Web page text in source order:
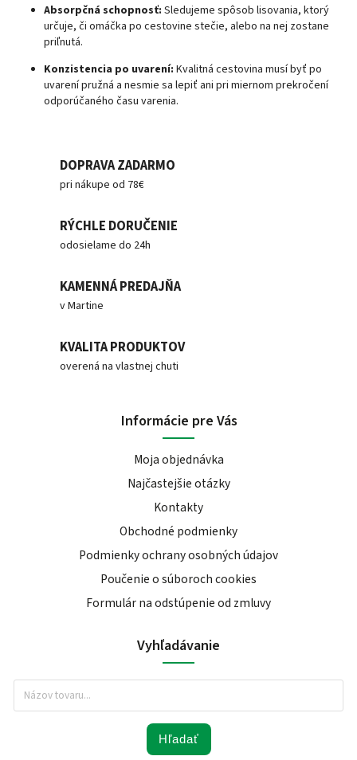
Absorpčná schopnosť: Sledujeme spôsob lisovania, ktorý
určuje, či omáčka po cestovine stečie, alebo na nej zostane
priľnutá.
Konzistencia po uvarení: Kvalitná cestovina musí byť po
uvarení pružná a nesmie sa lepiť ani pri miernom prekročení
odporúčaného času varenia.
DOPRAVA ZADARMO
pri nákupe od 78€
RÝCHLE DORUČENIE
odosielame do 24h
KAMENNÁ PREDAJŇA
v Martine
KVALITA PRODUKTOV
overená na vlastnej chuti
Informácie pre Vás
Moja objednávka
Najčastejšie otázky
Kontakty
Obchodné podmienky
Podmienky ochrany osobných údajov
Poučenie o súboroch cookies
Formulár na odstúpenie od zmluvy
Vyhľadávanie
Hľadať